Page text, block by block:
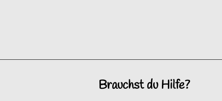
Brauchst du Hilfe?